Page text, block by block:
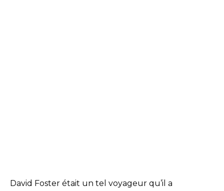
David Foster était un tel voyageur qu’il a